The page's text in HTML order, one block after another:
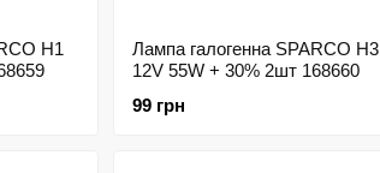
H1
Лампа галогенна SPARCO H3
12V 55W + 30% 2шт 168660
99 грн